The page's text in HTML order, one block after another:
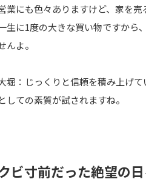
業にも色々ありますけど、家を売
生に1度の大きな買い物ですから
んよ。
堀：じっくりと信頼を積み上げ
としての素質が試されますね。
ビ寸前だった絶望の